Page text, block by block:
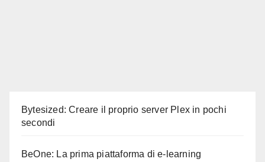
Bytesized: Creare il proprio server Plex in pochi
secondi
BeOne: La prima piattaforma di e-learning